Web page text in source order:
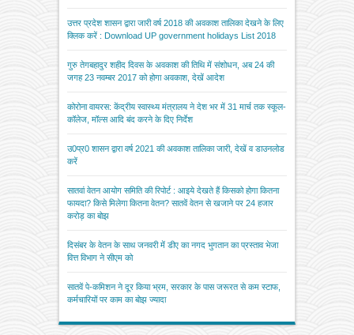
उत्तर प्रदेश शासन द्वारा जारी वर्ष 2018 की अवकाश तालिका देखने के लिए
क्लिक करें : Download UP government holidays List 2018
गुरु तेगबहादुर शहीद दिवस के अवकाश की तिथि में संशोधन, अब 24 की
जगह 23 नवम्बर 2017 को होगा अवकाश, देखें आदेश
कोरोना वायरस: केंद्रीय स्वास्थ्य मंत्रालय ने देश भर में 31 मार्च तक स्कूल-
कॉलेज, मॉल्स आदि बंद करने के दिए निर्देश
उ0प्र0 शासन द्वारा वर्ष 2021 की अवकाश तालिका जारी, देखें व डाउनलोड
करें
सातवां वेतन आयोग समिति की रिपोर्ट : आइये देखते हैं किसको होगा कितना
फायदा? किसे मिलेगा कितना वेतन? सातवें वेतन से खजाने पर 24 हजार
करोड़ का बोझ
दिसंबर के वेतन के साथ जनवरी में डीए का नगद भुगतान का प्रस्ताव भेजा
वित्त विभाग ने सीएम को
सातवें पे-कमिशन ने दूर किया भ्रम, सरकार के पास जरूरत से कम स्टाफ,
कर्मचारियों पर काम का बोझ ज्यादा